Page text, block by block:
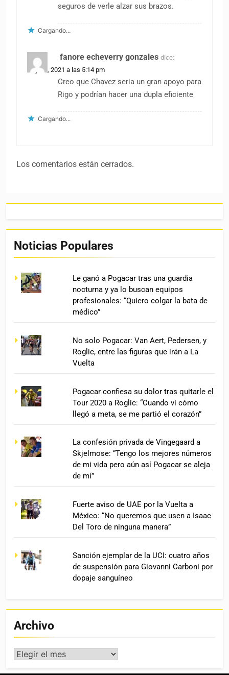
seguros de verle alzar sus brazos.
Cargando...
fanore echeverry gonzales dice:
22 julio, 2021 a las 5:14 pm
Creo que Chavez seria un gran apoyo para
Rigo y podrían hacer una dupla eficiente
Cargando...
Los comentarios están cerrados.
Noticias Populares
Le ganó a Pogacar tras una guardia
nocturna y ya lo buscan equipos
profesionales: “Quiero colgar la bata de
médico”
No solo Pogacar: Van Aert, Pedersen, y
Roglic, entre las figuras que irán a La
Vuelta
Pogacar confiesa su dolor tras quitarle el
Tour 2020 a Roglic: “Cuando vi cómo
llegó a meta, se me partió el corazón”
La confesión privada de Vingegaard a
Skjelmose: “Tengo los mejores números
de mi vida pero aún así Pogacar se aleja
de mí”
Fuerte aviso de UAE por la Vuelta a
México: “No queremos que usen a Isaac
Del Toro de ninguna manera”
Sanción ejemplar de la UCI: cuatro años
de suspensión para Giovanni Carboni por
dopaje sanguíneo
Archivo
Archivo